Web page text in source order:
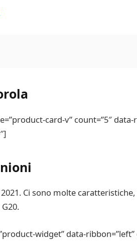
card-v” count=”5″ data-
Ci sono molte
widget” data-ribbon=”left”